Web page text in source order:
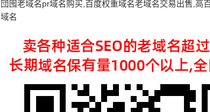
団囤老域名pr域名购买,百度权重域名老域名交易出售,高
域名